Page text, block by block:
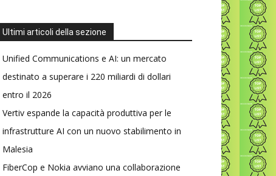
Ultimi articoli della sezione
Unified Communications e AI: un mercato
destinato a superare i 220 miliardi di dollari
entro il 2026
Vertiv espande la capacità produttiva per le
infrastrutture AI con un nuovo stabilimento in
Malesia
FiberCop e Nokia avviano una collaborazione